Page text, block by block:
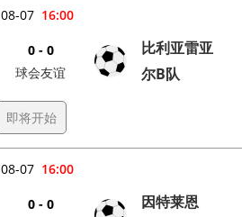
16:00
08-07
0 - 0
球会友谊
比利亚雷亚
尔B队
即将开始
16:00
08-07
0 - 0
因特莱恩